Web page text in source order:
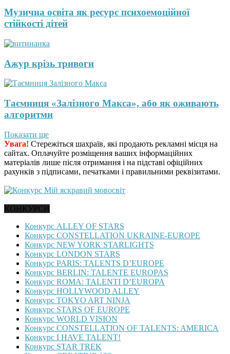
Музична освіта як ресурс психоемоційної
стійкості дітей
Ажур крізь тривоги
Таємниця «Залізного Макса», або як оживають
алгоритми
Показати ще
Увага! Стережіться шахраїв, які продають рекламні місця на
сайтах. Оплачуйте розміщення ваших інформаційних
матеріалів лише після отримання і на підставі офіційних
рахунків з підписами, печатками і правильними реквізитами.
КОНКУРСИ
Конкурс ALLEY OF STARS
Конкурс CONSTELLATION UKRAINE-EUROPE
Конкурс NEW YORK STARLIGHTS
Конкурс LONDON STARS
Конкурс PARIS: TALENTS D’EUROPE
Конкурс BERLIN: TALENTE EUROPAS
Конкурс ROMA: TALENTI D’EUROPA
Конкурс HOLLYWOOD ALLEY
Конкурс TOKYO ART NINJA
Конкурс STARS OF EUROPE
Конкурс WORLD VISION
Конкурс CONSTELLATION OF TALENTS: AMERICA
Конкурс I HAVE TALENT!
Конкурс STAR TREK